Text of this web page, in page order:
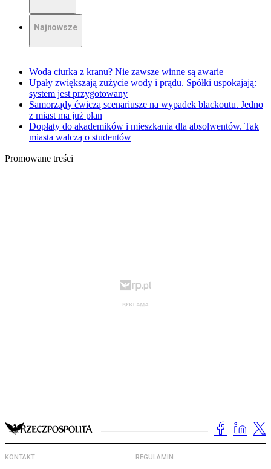
Najnowsze
Woda ciurka z kranu? Nie zawsze winne są awarie
Upały zwiększają zużycie wody i prądu. Spółki uspokajają:
system jest przygotowany
Samorządy ćwiczą scenariusze na wypadek blackoutu. Jedno
z miast ma już plan
Dopłaty do akademików i mieszkania dla absolwentów. Tak
miasta walczą o studentów
Promowane treści
KONTAKT REGULAMIN